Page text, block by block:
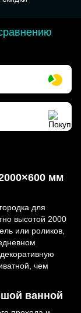
мм
для
высотой 2000
или роликов,
чем
ванной